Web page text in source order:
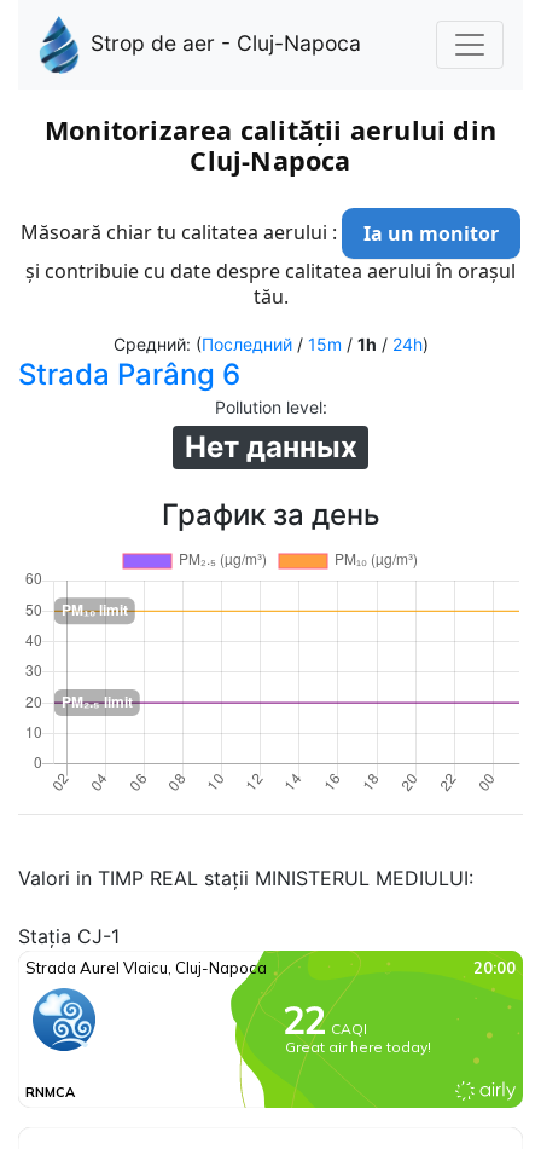
Strop de aer - Cluj-Napoca
Monitorizarea calității aerului din
Cluj-Napoca
Măsoară chiar tu calitatea aerului :
Ia un monitor
și contribuie cu date despre calitatea aerului în orașul
tău.
Средний: (Последний/ 15m / 1h / 24h)
Strada Parâng 6
Pollution level:
Нет данных
График за день
Valori in TIMP REAL stații MINISTERUL MEDIULUI:
Stația CJ-1